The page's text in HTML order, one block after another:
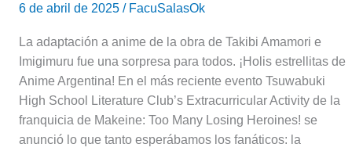
6 de abril de 2025 / FacuSalasOk
La adaptación a anime de la obra de Takibi Amamori e
Imigimuru fue una sorpresa para todos. ¡Holis estrellitas de
Anime Argentina! En el más reciente evento Tsuwabuki
High School Literature Club’s Extracurricular Activity de la
franquicia de Makeine: Too Many Losing Heroines! se
anunció lo que tanto esperábamos los fanáticos: la